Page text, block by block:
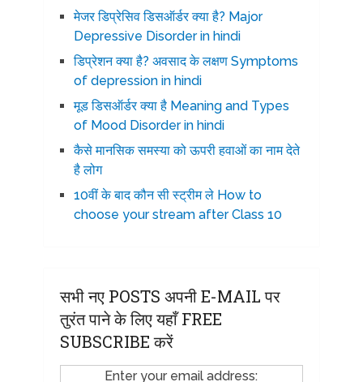
मेजर डिप्रेसिव डिसऑर्डर क्या है? Major
Depressive Disorder in hindi
डिप्रेशन क्या है? अवसाद के लक्षण Symptoms
of depression in hindi
मूड डिसऑर्डर क्या है Meaning and Types
of Mood Disorder in hindi
कैसे मानसिक समस्या को ऊपरी हवाओं का नाम देते
है लोग
10वीं के बाद कौन सी स्ट्रीम ले How to
choose your stream after Class 10
सभी नए POSTS अपनी E-MAIL पर
तुरंत पाने के लिए यहाँ FREE
SUBSCRIBE करें
Enter your email address: